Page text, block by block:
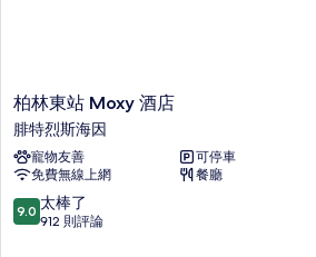
柏
林
東
站
Moxy
酒
店
柏林東站 Moxy 酒店
腓特烈斯海因
寵物友善
可停車
免費無線上網
餐廳
9.0
分，
9.0 太棒了
912 則評論